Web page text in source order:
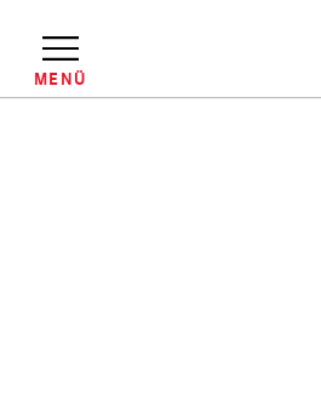
Inhalt
MENÜ